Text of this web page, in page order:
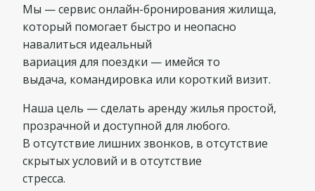
Мы — сервис онлайн-бронирования жилища,
который помогает быстро и неопасно
навалиться идеальный
вариация для поездки — имейся то
выдача, командировка или короткий визит.
Наша цель — сделать аренду жилья простой,
прозрачной и доступной для любого.
В отсутствие лишних звонков, в отсутствие
скрытых условий и в отсутствие
стресса.